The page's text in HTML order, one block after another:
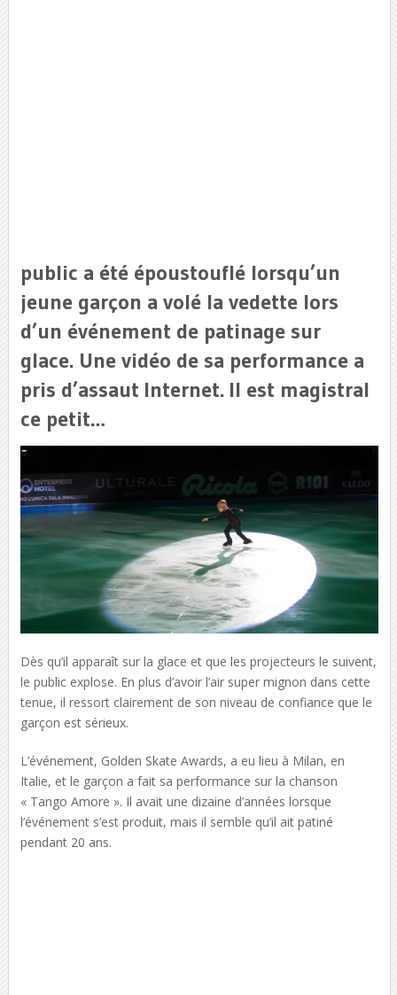
public a été époustouflé lorsqu’un
jeune garçon a volé la vedette lors
d’un événement de patinage sur
glace. Une vidéo de sa performance a
pris d’assaut Internet. Il est magistral
ce petit…
Dès qu’il apparaît sur la glace et que les projecteurs le suivent,
le public explose. En plus d’avoir l’air super mignon dans cette
tenue, il ressort clairement de son niveau de confiance que le
garçon est sérieux.
L’événement, Golden Skate Awards, a eu lieu à Milan, en
Italie, et le garçon a fait sa performance sur la chanson
« Tango Amore ». Il avait une dizaine d’années lorsque
l’événement s’est produit, mais il semble qu’il ait patiné
pendant 20 ans.